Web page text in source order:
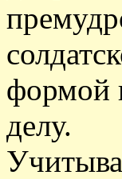
формой
делу.